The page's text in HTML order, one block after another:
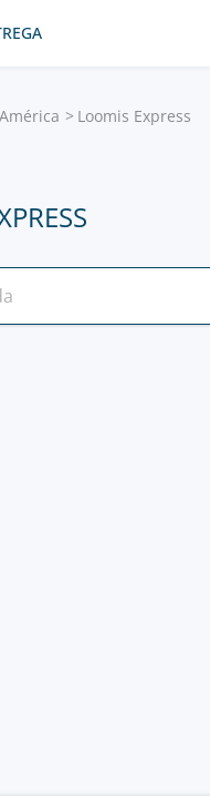
Loomis Express